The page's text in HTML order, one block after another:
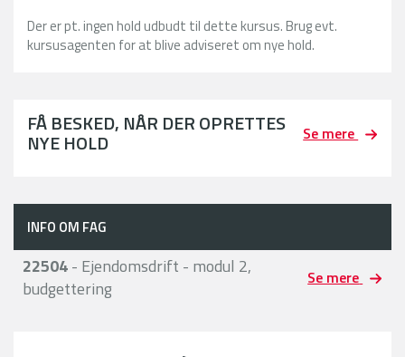
Der er pt. ingen hold udbudt til dette kursus. Brug evt.
kursusagenten for at blive adviseret om nye hold.
FÅ BESKED, NÅR DER OPRETTES
NYE HOLD Se mere
INFO OM FAG
22504- Ejendomsdrift - modul 2,
budgettering
Se mere